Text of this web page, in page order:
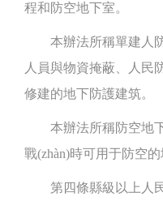
程和防空地下室。
本辦法所稱單建人防
人員與物資掩蔽、人民
修建的地下防護建筑。
本辦法所稱防空地下
戰(zhàn)時可用于防空的地
第四條縣級以上人民